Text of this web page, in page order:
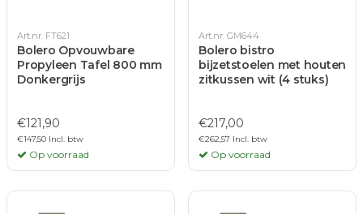
Art.nr. FT621
Bolero Opvouwbare
Propyleen Tafel 800 mm
Donkergrijs
€121,90
€147,50 Incl. btw
Op voorraad
Art.nr. GM644
Bolero bistro
bijzetstoelen met houten
zitkussen wit (4 stuks)
€217,00
€262,57 Incl. btw
Op voorraad